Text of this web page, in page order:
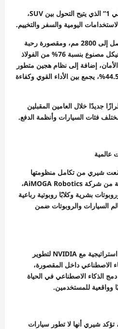
تعتمد السيارة على مفهوم “3 في 1” الذي يتيح التحول بين SUV،
وتأتي السيارة بقاعدة عجلات تصل إلى 2800 مم، ومقصورة رحبة
بثلاثة صفوف وسبعة مقاعد، وهيكل مصنوع بنسبة 76% من الفولاذ
الأمان، إضافة إلى نظام هجين متطور
CSH بكفاءة حرارية تصل إلى 44.5%، يجمع بين الأداء القوي وكفاءة
تخطط شيري لإطلاق 13 طرازًا جديدًا خلال العامين المقبلين
فئات السيارات وأنظمة الدفع.
عالمية
شيري من تكامل منظومتها
الذكية عبر عرض تقنيات متقدمة من شركة AiMOGA Robotics،
بشرية وكلابًا روبوتية رباعية
السيارات والروبوتات ضمن
كما أعلنت الشركة عن شراكة استراتيجية مع NVIDIA لتطوير
الاصطناعي داخل المقصورة،
الذكاء الاصطناعي في الحياة
وواقعية للمستخدمين.
شيري أنها لا تطور سيارات